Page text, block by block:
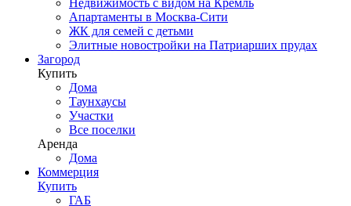
Недвижимость с видом на Кремль
Апартаменты в Москва-Сити
ЖК для семей с детьми
Элитные новостройки на Патриарших прудах
Загород
Купить
Дома
Таунхаусы
Участки
Все поселки
Аренда
Дома
Коммерция
Купить
ГАБ